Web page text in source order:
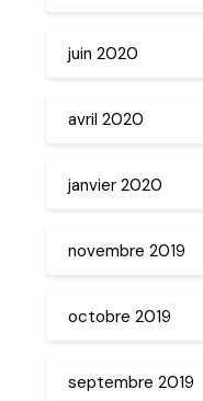
juin 2020
avril 2020
janvier 2020
novembre 2019
octobre 2019
septembre 2019